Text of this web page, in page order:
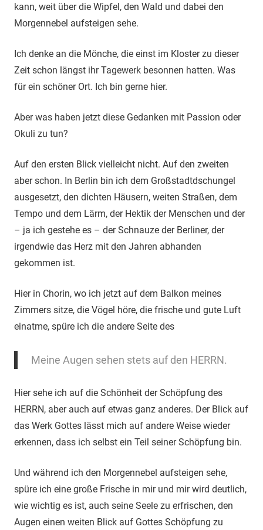
kann, weit über die Wipfel, den Wald und dabei den
Morgennebel aufsteigen sehe.
Ich denke an die Mönche, die einst im Kloster zu dieser
Zeit schon längst ihr Tagewerk besonnen hatten. Was
für ein schöner Ort. Ich bin gerne hier.
Aber was haben jetzt diese Gedanken mit Passion oder
Okuli zu tun?
Auf den ersten Blick vielleicht nicht. Auf den zweiten
aber schon. In Berlin bin ich dem Großstadtdschungel
ausgesetzt, den dichten Häusern, weiten Straßen, dem
Tempo und dem Lärm, der Hektik der Menschen und der
– ja ich gestehe es – der Schnauze der Berliner, der
irgendwie das Herz mit den Jahren abhanden
gekommen ist.
Hier in Chorin, wo ich jetzt auf dem Balkon meines
Zimmers sitze, die Vögel höre, die frische und gute Luft
einatme, spüre ich die andere Seite des
Meine Augen sehen stets auf den HERRN.
Hier sehe ich auf die Schönheit der Schöpfung des
HERRN, aber auch auf etwas ganz anderes. Der Blick auf
das Werk Gottes lässt mich auf andere Weise wieder
erkennen, dass ich selbst ein Teil seiner Schöpfung bin.
Und während ich den Morgennebel aufsteigen sehe,
spüre ich eine große Frische in mir und mir wird deutlich,
wie wichtig es ist, auch seine Seele zu erfrischen, den
Augen einen weiten Blick auf Gottes Schöpfung zu